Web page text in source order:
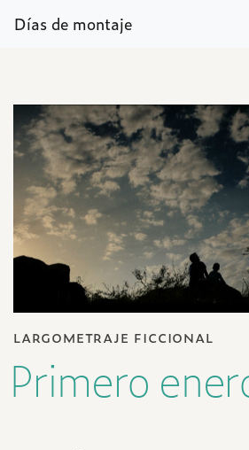
Días de montaje
largometraje ficcional
Primero